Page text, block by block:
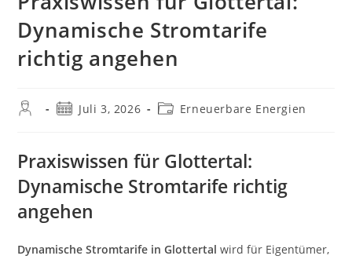
Dynamische Stromtarife
richtig angehen
Beitrags-BeitragJuli 3, 2026
Beitrags-
Erneuerbare Energien
Praxiswissen für Glottertal:
Dynamische Stromtarife richtig
angehen
Dynamische Stromtarife in Glottertal wird für Eigentümer,